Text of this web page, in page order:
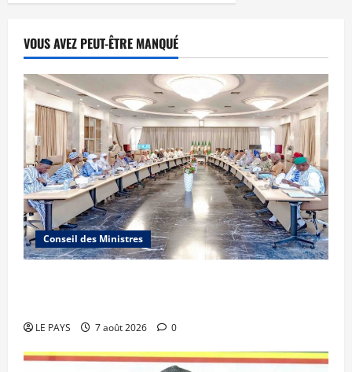
VOUS AVEZ PEUT-ÊTRE MANQUÉ
Conseil des Ministres
LE PAYS 7 août 2026 0